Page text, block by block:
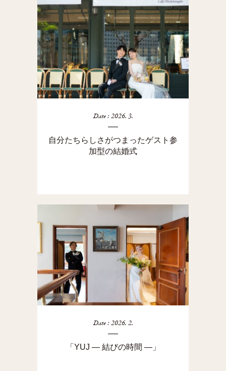
Date : 2026. 3.
自分たちらしさがつまったゲスト参
加型の結婚式
Date : 2026. 2.
「YUJ ― 結びの時間 ―」